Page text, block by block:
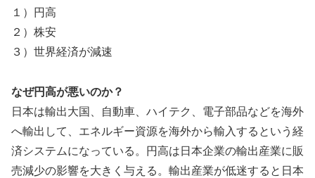
１）円高
２）株安
３）世界経済が減速
なぜ円高が悪いのか？
日本は輸出大国、自動車、ハイテク、電子部品などを海外
へ輸出して、エネルギー資源を海外から輸入するという経
済システムになっている。円高は日本企業の輸出産業に販
売減少の影響を大きく与える。輸出産業が低迷すると日本